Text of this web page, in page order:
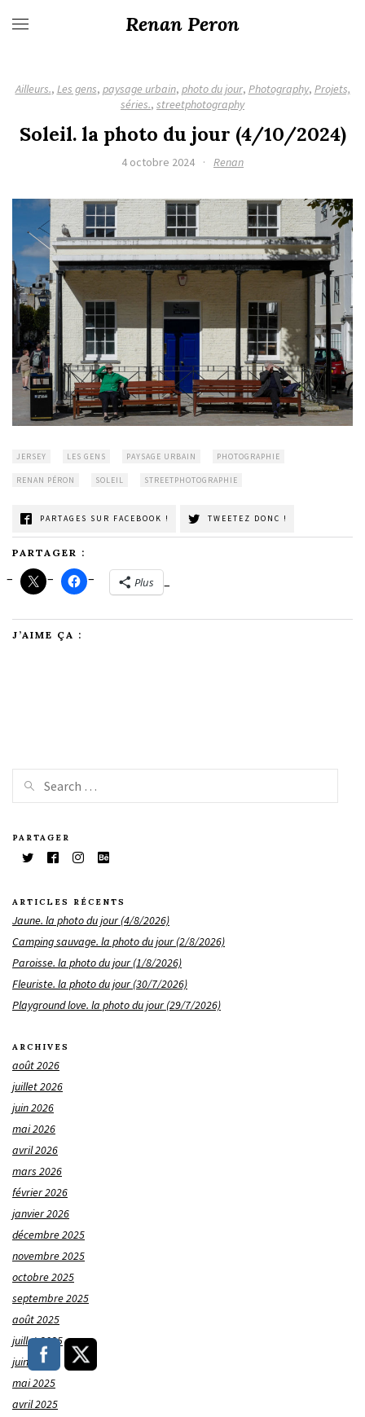
Renan Peron
Ailleurs., Les gens, paysage urbain, photo du jour, Photography, Projets,
séries., streetphotography
Soleil. la photo du jour (4/10/2024)
4 octobre 2024 · Renan
JERSEY LES GENS PAYSAGE URBAIN PHOTOGRAPHIE
RENAN PÉRON SOLEIL STREETPHOTOGRAPHIE
PARTAGES SUR FACEBOOK ! TWEETEZ DONC !
PARTAGER :
Plus
J’AIME ÇA :
PARTAGER
ARTICLES RÉCENTS
Jaune. la photo du jour (4/8/2026)
Camping sauvage. la photo du jour (2/8/2026)
Paroisse. la photo du jour (1/8/2026)
Fleuriste. la photo du jour (30/7/2026)
Playground love. la photo du jour (29/7/2026)
ARCHIVES
août 2026
juillet 2026
juin 2026
mai 2026
avril 2026
mars 2026
février 2026
janvier 2026
décembre 2025
novembre 2025
octobre 2025
septembre 2025
août 2025
juillet 2025
juin 2025
mai 2025
avril 2025